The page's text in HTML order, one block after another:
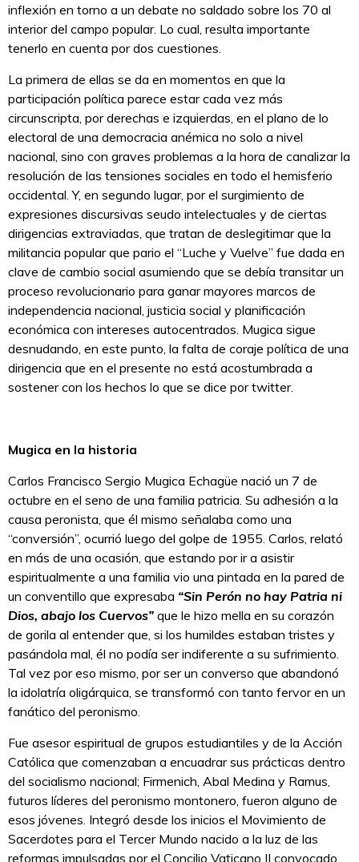
inflexión en torno a un debate no saldado sobre los 70 al
interior del campo popular. Lo cual, resulta importante
tenerlo en cuenta por dos cuestiones.
La primera de ellas se da en momentos en que la
participación política parece estar cada vez más
circunscripta, por derechas e izquierdas, en el plano de lo
electoral de una democracia anémica no solo a nivel
nacional, sino con graves problemas a la hora de canalizar la
resolución de las tensiones sociales en todo el hemisferio
occidental. Y, en segundo lugar, por el surgimiento de
expresiones discursivas seudo intelectuales y de ciertas
dirigencias extraviadas, que tratan de deslegitimar que la
militancia popular que pario el “Luche y Vuelve” fue dada en
clave de cambio social asumiendo que se debía transitar un
proceso revolucionario para ganar mayores marcos de
independencia nacional, justicia social y planificación
económica con intereses autocentrados. Mugica sigue
desnudando, en este punto, la falta de coraje política de una
dirigencia que en el presente no está acostumbrada a
sostener con los hechos lo que se dice por twitter.
Mugica en la historia
Carlos Francisco Sergio Mugica Echagüe nació un 7 de
octubre en el seno de una familia patricia. Su adhesión a la
causa peronista, que él mismo señalaba como una
“conversión”, ocurrió luego del golpe de 1955. Carlos, relató
en más de una ocasión, que estando por ir a asistir
espiritualmente a una familia vio una pintada en la pared de
un conventillo que expresaba “Sin Perón no hay Patria ni
Dios, abajo los Cuervos” que le hizo mella en su corazón
de gorila al entender que, si los humildes estaban tristes y
pasándola mal, él no podía ser indiferente a su sufrimiento.
Tal vez por eso mismo, por ser un converso que abandonó
la idolatría oligárquica, se transformó con tanto fervor en un
fanático del peronismo.
Fue asesor espiritual de grupos estudiantiles y de la Acción
Católica que comenzaban a encuadrar sus prácticas dentro
del socialismo nacional; Firmenich, Abal Medina y Ramus,
futuros líderes del peronismo montonero, fueron alguno de
esos jóvenes. Integró desde los inicios el Movimiento de
Sacerdotes para el Tercer Mundo nacido a la luz de las
reformas impulsadas por el Concilio Vaticano II convocado